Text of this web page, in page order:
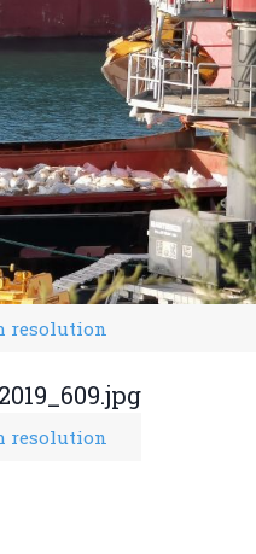
resolution
resolution